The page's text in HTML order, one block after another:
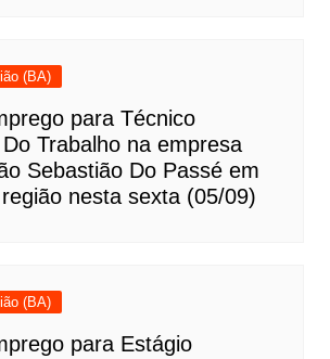
(BA)
para Técnico
Trabalho na empresa
Sebastião Do Passé em
nesta sexta (05/09)
(BA)
para Estágio